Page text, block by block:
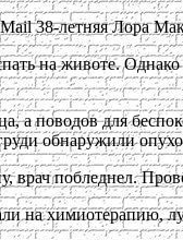
38-летняя Лора
на животе.
а поводов для
обнаружили
врач побледнел.
на химиотерапию,